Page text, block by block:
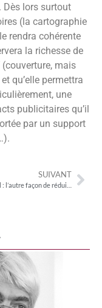
Dès lors surtout
(la cartographie
rendra cohérente
la richesse de
(couverture, mais
qu’elle permettra
une
publicitaires qu’il
par un support
SUIVANT